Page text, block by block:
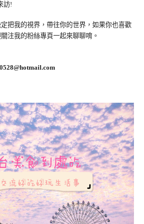
訪!
把我的視界，帶往你的世界，如果你也喜歡
注我的粉絲專頁一起來聊聊唷。